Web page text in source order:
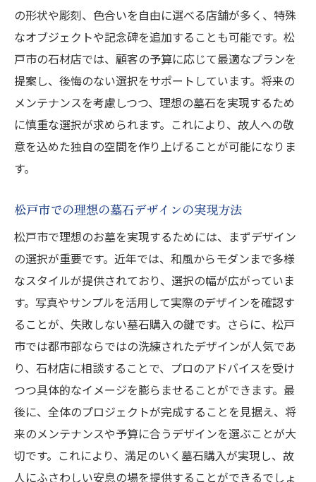
の形状や彫刻、色合いを自由に選べる店舗が多く、特殊
なオブジェクトや記念碑を追加することも可能です。松
戸市の石材店では、顧客の予算に応じて最適なプランを
提案し、後悔のない選択をサポートしています。将来の
メンテナンスを考慮しつつ、理想の墓石を実現するため
に慎重な選択が求められます。これにより、故人への敬
意を込めた独自の空間を作り上げることが可能になりま
す。
松戸市での理想の墓石デザインの実現方法
松戸市で理想のお墓を実現するためには、まずデザイン
の選択が重要です。近年では、和風からモダンまで多様
なスタイルが提供されており、選択の幅が広がっていま
す。写真やサンプルを活用して実際のデザインを確認す
ることが、失敗しない墓石購入の鍵です。さらに、松戸
市では都市部ならではの洗練されたデザインが人気であ
り、石材店に相談することで、プロのアドバイスを受け
つつ具体的なイメージを膨らませることができます。最
後に、全体のプロジェクトが完成することを見据え、将
来のメンテナンスや予算に合うデザインを選ぶことが大
切です。これにより、満足のいく墓石購入が実現し、故
人にふさわしい安息の場を提供することができるでしょ